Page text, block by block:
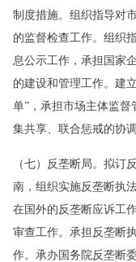
制度措施。组织指导对
的监督检查工作。组织
息公示工作，承担国家
的建设和管理工作。建
单”，承担市场主体监督
集共享、联合惩戒的协
（七）反垄断局。拟订
南，组织实施反垄断执
在国外的反垄断应诉工
审查工作。承担反垄断
作。承办国务院反垄断